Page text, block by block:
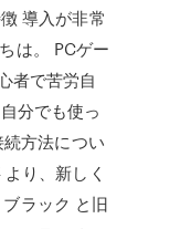
導入が非常
は。 PCゲー
者で苦労自
分でも使っ
方法につい
り、新しく
ラック と旧